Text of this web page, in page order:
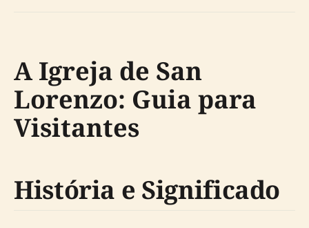
A Igreja de San
Lorenzo: Guia para
Visitantes
História e Significado